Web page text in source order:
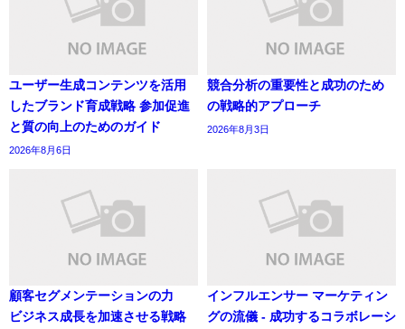
ユーザー生成コンテンツを活用
したブランド育成戦略 参加促進
と質の向上のためのガイド
2026年8月6日
競合分析の重要性と成功のため
の戦略的アプローチ
2026年8月3日
顧客セグメンテーションの力
ビジネス成長を加速させる戦略
インフルエンサー マーケティン
グの流儀 - 成功するコラボレーシ